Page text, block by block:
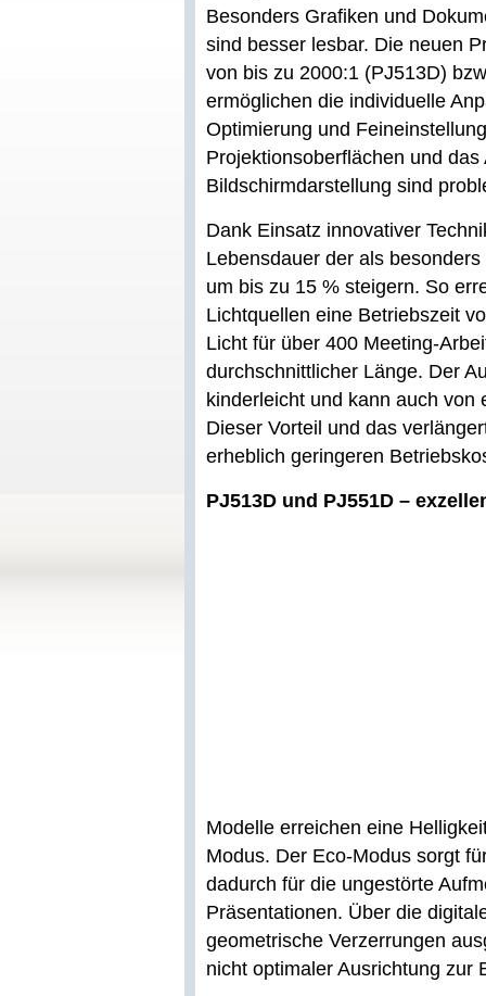
Besonders Grafiken und
sind besser lesbar. Die neuen
von bis zu 2000:1 (PJ513D)
ermöglichen die individuelle
Optimierung und
Projektionsoberflächen und
Bildschirmdarstellung sind
Dank Einsatz innovativer
Lebensdauer der als
um bis zu 15 % steigern. So
Lichtquellen eine Betriebszeit
Licht für über 400 Meeting-
durchschnittlicher Länge. Der
kinderleicht und kann auch von
Dieser Vorteil und das
erheblich geringeren
PJ513D und PJ551D –
Modelle erreichen eine
Modus. Der Eco-Modus sorgt
dadurch für die ungestörte
Präsentationen. Über die
geometrische Verzerrungen
nicht optimaler Ausrichtung zur